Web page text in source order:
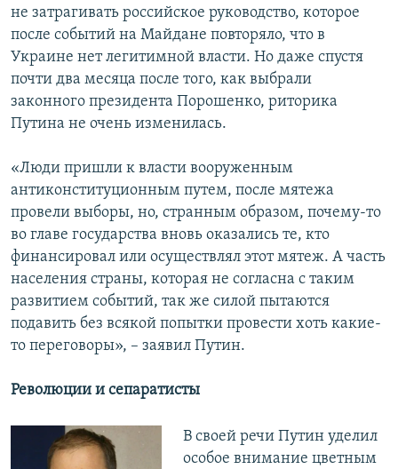
не затрагивать российское руководство, которое
после событий на Майдане повторяло, что в
Украине нет легитимной власти. Но даже спустя
почти два месяца после того, как выбрали
законного президента Порошенко, риторика
Путина не очень изменилась.
«Люди пришли к власти вооруженным
антиконституционным путем, после мятежа
провели выборы, но, странным образом, почему-то
во главе государства вновь оказались те, кто
финансировал или осуществлял этот мятеж. А часть
населения страны, которая не согласна с таким
развитием событий, так же силой пытаются
подавить без всякой попытки провести хоть какие-
то переговоры», – заявил Путин.
Революции и сепаратисты
В своей речи Путин уделил
особое внимание цветным